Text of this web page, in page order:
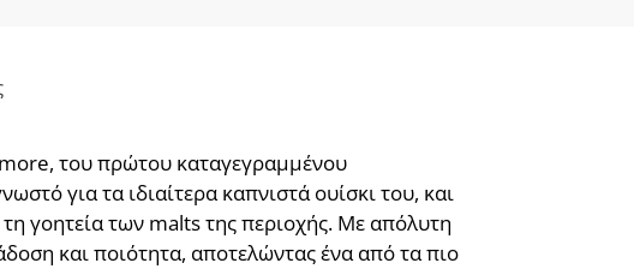
του πρώτου καταγεγραμμένου
για τα ιδιαίτερα καπνιστά ουίσκι του, και
γοητεία των malts της περιοχής. Με απόλυτη
και ποιότητα, αποτελώντας ένα από τα πιο